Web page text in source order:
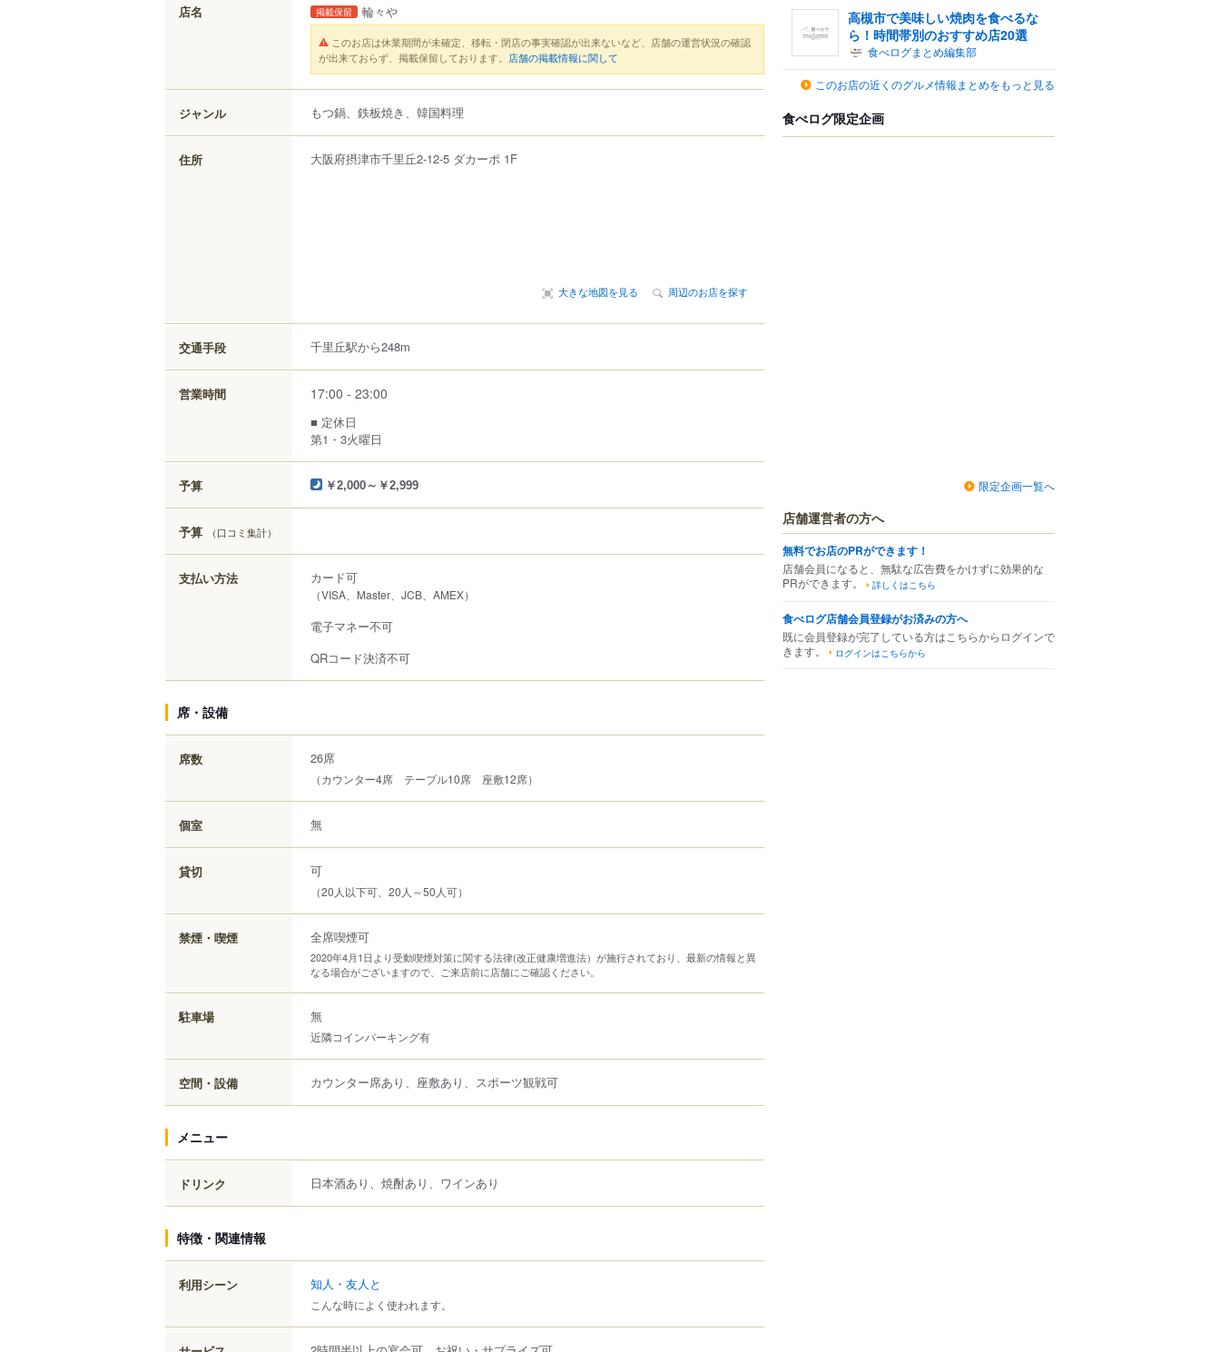
店名 掲載保留 輪々や
このお店は休業期間が未確定、移転・閉店の事実確認が出来ないなど、店舗の運営状況の確認
が出来ておらず、掲載保留しております。 店舗の掲載情報に関して
ジャンル もつ鍋、鉄板焼き、韓国料理
住所 大阪府摂津市千里丘2-12-5 ダカーポ 1F
大きな地図を見る 周辺のお店を探す
交通手段 千里丘駅から248m
営業時間 17:00 - 23:00
■ 定休日
第1・3火曜日
予算 ￥2,000～￥2,999
予算 （口コミ集計）
支払い方法 カード可
（VISA、Master、JCB、AMEX）
電子マネー不可
QRコード決済不可
席・設備
席数 26席
（カウンター4席 テーブル10席 座敷12席）
個室 無
貸切 可
（20人以下可、20人～50人可）
禁煙・喫煙 全席喫煙可
2020年4月1日より受動喫煙対策に関する法律(改正健康増進法）が施行されており、最新の情報と異
なる場合がございますので、ご来店前に店舗にご確認ください。
駐車場 無
近隣コインパーキング有
空間・設備 カウンター席あり、座敷あり、スポーツ観戦可
メニュー
ドリンク 日本酒あり、焼酎あり、ワインあり
特徴・関連情報
利用シーン 知人・友人と
こんな時によく使われます。
高槻市で美味しい焼肉を食べるな
ら！時間帯別のおすすめ店20選
食べログまとめ編集部
このお店の近くのグルメ情報まとめをもっと見る
食べログ限定企画
限定企画一覧へ
店舗運営者の方へ
無料でお店のPRができます！
店舗会員になると、無駄な広告費をかけずに効果的な
PRができます。
詳しくはこちら
食べログ店舗会員登録がお済みの方へ
既に会員登録が完了している方はこちらからログインで
きます。
ログインはこちらから